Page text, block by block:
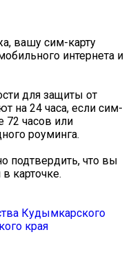
вашу сим-карту
интернета и
для защиты от
на 24 часа, если сим-
72 часов или
роуминга.
подтвердить, что вы
карточке.
Кудымкарского
края